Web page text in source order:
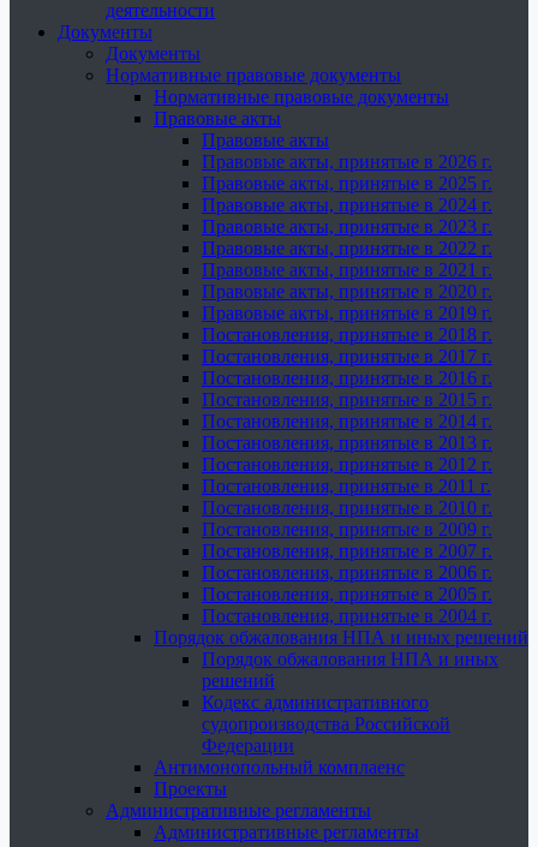
деятельности
Документы
Документы
Нормативные правовые документы
Нормативные правовые документы
Правовые акты
Правовые акты
Правовые акты, принятые в 2026 г.
Правовые акты, принятые в 2025 г.
Правовые акты, принятые в 2024 г.
Правовые акты, принятые в 2023 г.
Правовые акты, принятые в 2022 г.
Правовые акты, принятые в 2021 г.
Правовые акты, принятые в 2020 г.
Правовые акты, принятые в 2019 г.
Постановления, принятые в 2018 г.
Постановления, принятые в 2017 г.
Постановления, принятые в 2016 г.
Постановления, принятые в 2015 г.
Постановления, принятые в 2014 г.
Постановления, принятые в 2013 г.
Постановления, принятые в 2012 г.
Постановления, принятые в 2011 г.
Постановления, принятые в 2010 г.
Постановления, принятые в 2009 г.
Постановления, принятые в 2007 г.
Постановления, принятые в 2006 г.
Постановления, принятые в 2005 г.
Постановления, принятые в 2004 г.
Порядок обжалования НПА и иных решений
Порядок обжалования НПА и иных
решений
Кодекс административного
судопроизводства Российской
Федерации
Антимонопольный комплаенс
Проекты
Административные регламенты
Административные регламенты